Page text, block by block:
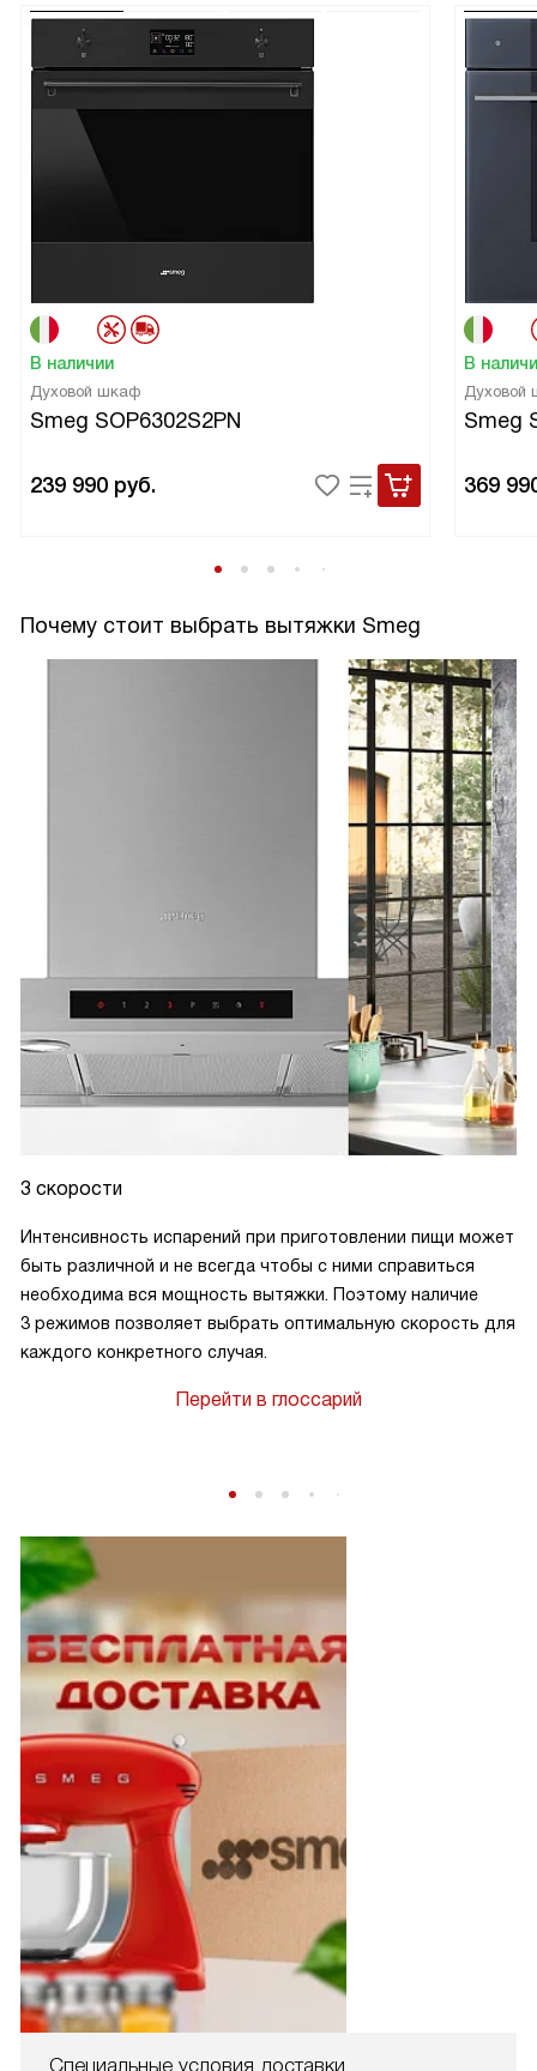
В наличии
Духовой шкаф
Smeg SOP6302S2PN
239 990 руб.
В
Духовой
Smeg
369
Почему стоит выбрать вытяжки Smeg
3 скорости
Интенсивность испарений при приготовлении пищи может
быть различной и не всегда чтобы с ними справиться
необходима вся мощность вытяжки. Поэтому наличие
3 режимов позволяет выбрать оптимальную скорость для
каждого конкретного случая.
Перейти в глоссарий
Специальные условия доставки